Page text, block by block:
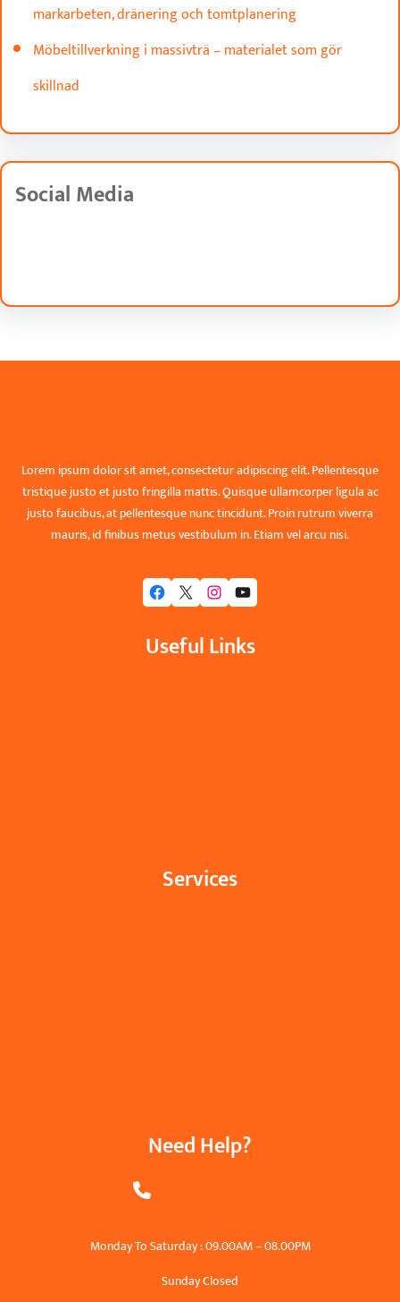
markarbeten, dränering och tomtplanering
Möbeltillverkning i massivträ – materialet som gör
skillnad
Social Media
Lorem ipsum dolor sit amet, consectetur adipiscing elit. Pellentesque
tristique justo et justo fringilla mattis. Quisque ullamcorper ligula ac
justo faucibus, at pellentesque nunc tincidunt. Proin rutrum viverra
mauris, id finibus metus vestibulum in. Etiam vel arcu nisi.
Facebook X Instagram YouTube
Useful Links
Services
Need Help?
Monday To Saturday : 09.00AM – 08.00PM
Sunday Closed